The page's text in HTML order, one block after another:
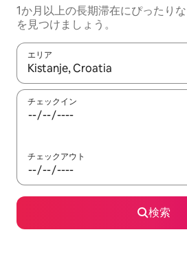
1か月以上の長期滞在にぴったり
を見つけましょう。
エリア
検索結果が表示されたら、上下の
チェックイン
チェックアウト
検索